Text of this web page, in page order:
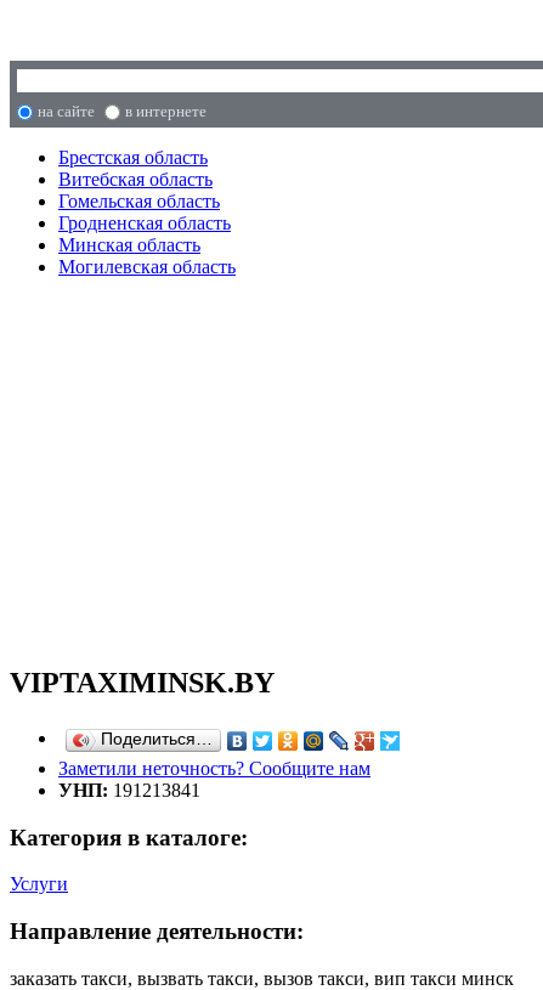
на сайте в интернете
Брестская область
Витебская область
Гомельская область
Гродненская область
Минская область
Могилевская область
VIPTAXIMINSK.BY
Поделиться…
Заметили неточность? Сообщите нам
УНП: 191213841
Категория в каталоге:
Услуги
Направление деятельности:
заказать такси, вызвать такси, вызов такси, вип такси минск